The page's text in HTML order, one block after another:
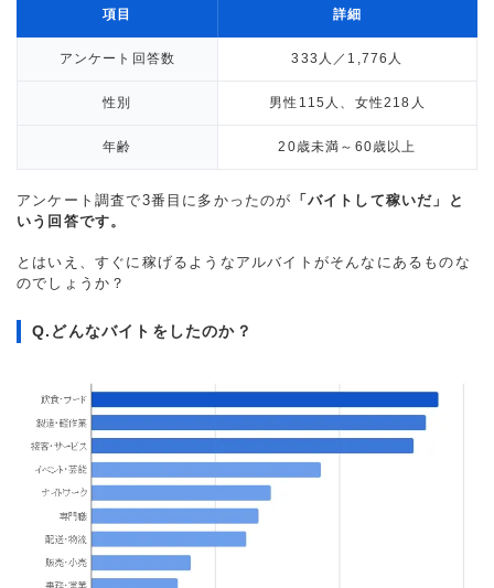
項目 詳細
アンケート回答数 333人／1,776人
性別 男性115人、女性218人
年齢 20歳未満～60歳以上
アンケート調査で3番目に多かったのが 「バイトして稼いだ」と
いう回答です。
とはいえ、すぐに稼げるようなアルバイトがそんなにあるものな
のでしょうか？
Q.どんなバイトをしたのか？